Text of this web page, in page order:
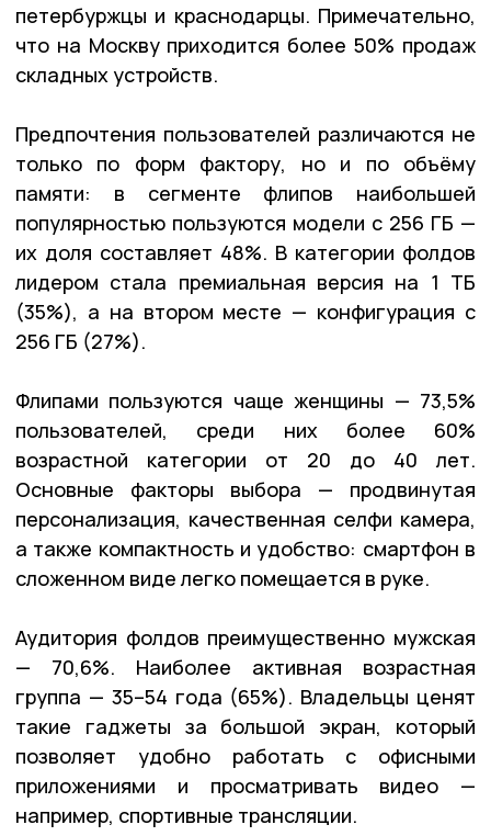
петербуржцы и краснодарцы. Примечательно,
что на Москву приходится более 50% продаж
складных устройств.
Предпочтения пользователей различаются не
только по форм фактору, но и по объёму
памяти: в сегменте флипов наибольшей
популярностью пользуются модели с 256 ГБ —
их доля составляет 48%. В категории фолдов
лидером стала премиальная версия на 1 ТБ
(35%), а на втором месте — конфигурация с
256 ГБ (27%).
Флипами пользуются чаще женщины — 73,5%
пользователей, среди них более 60%
возрастной категории от 20 до 40 лет.
Основные факторы выбора — продвинутая
персонализация, качественная селфи камера,
а также компактность и удобство: смартфон в
сложенном виде легко помещается в руке.
Аудитория фолдов преимущественно мужская
— 70,6%. Наиболее активная возрастная
группа — 35–54 года (65%). Владельцы ценят
такие гаджеты за большой экран, который
позволяет удобно работать с офисными
приложениями и просматривать видео —
например, спортивные трансляции.